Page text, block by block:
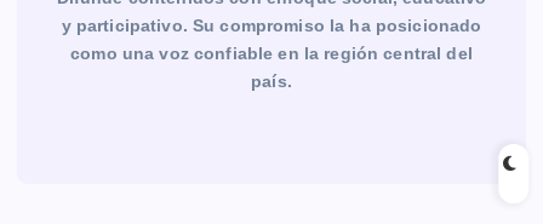
y participativo. Su compromiso la ha posicionado
como una voz confiable en la región central del
país.